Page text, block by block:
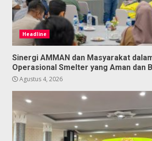
Headline
Sinergi AMMAN dan Masyarakat
Operasional Smelter yang Aman dan
Agustus 4, 2026